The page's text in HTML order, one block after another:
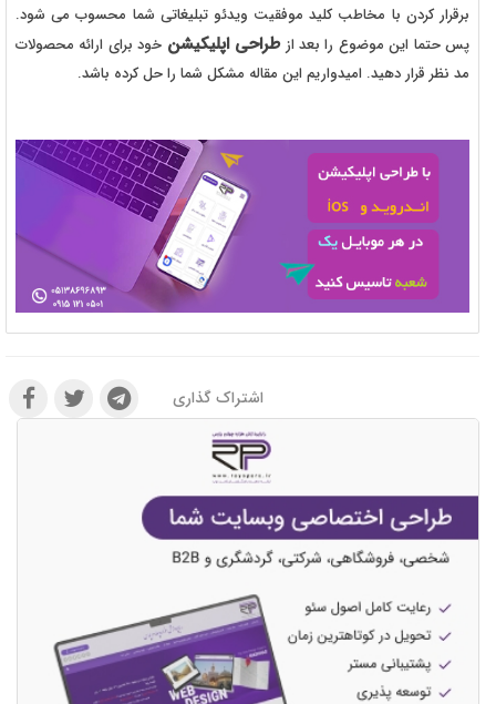
برقرار کردن با مخاطب کلید موفقیت ویدئو تبلیغاتی شما محسوب می شود.
پس حتما این موضوع را بعد ازطراحی اپلیکیشن خود برای ارائه محصولات
مد نظر قرار دهید. امیدواریم این مقاله مشکل شما را حل کرده باشد.
اشتراک گذاری